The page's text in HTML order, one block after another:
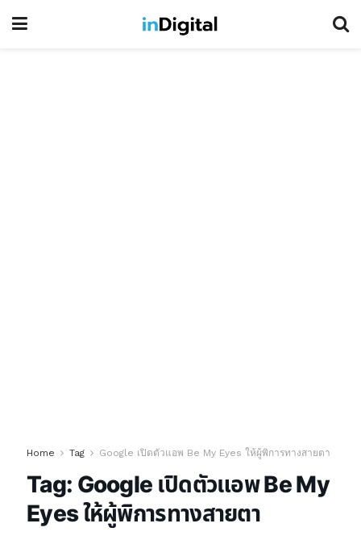
Home Tag Google เปิดตัวแอพ Be My Eyes ให้ผู้พิการทางสายตา
Tag: Google เปิดตัวแอพ Be My
Eyes ให้ผู้พิการทางสายตา